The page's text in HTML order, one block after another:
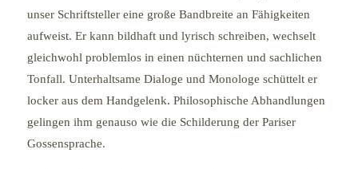
unser Schriftsteller eine große Bandbreite an Fähigkeiten
aufweist. Er kann bildhaft und lyrisch schreiben, wechselt
gleichwohl problemlos in einen nüchternen und sachlichen
Tonfall. Unterhaltsame Dialoge und Monologe schüttelt er
locker aus dem Handgelenk. Philosophische Abhandlungen
gelingen ihm genauso wie die Schilderung der Pariser
Gossensprache.